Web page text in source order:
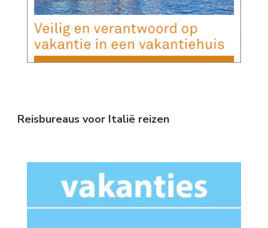
Reisbureaus voor Italië reizen